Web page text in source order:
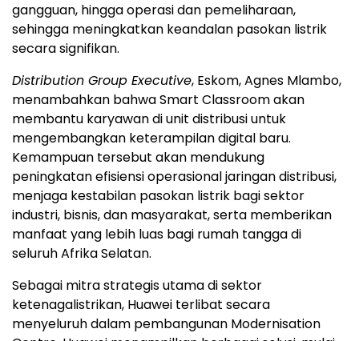
gangguan, hingga operasi dan pemeliharaan,
sehingga meningkatkan keandalan pasokan listrik
secara signifikan.
Distribution Group Executive, Eskom, Agnes Mlambo,
menambahkan bahwa Smart Classroom akan
membantu karyawan di unit distribusi untuk
mengembangkan keterampilan digital baru.
Kemampuan tersebut akan mendukung
peningkatan efisiensi operasional jaringan distribusi,
menjaga kestabilan pasokan listrik bagi sektor
industri, bisnis, dan masyarakat, serta memberikan
manfaat yang lebih luas bagi rumah tangga di
seluruh Afrika Selatan.
Sebagai mitra strategis utama di sektor
ketenagalistrikan, Huawei terlibat secara
menyeluruh dalam pembangunan Modernisation